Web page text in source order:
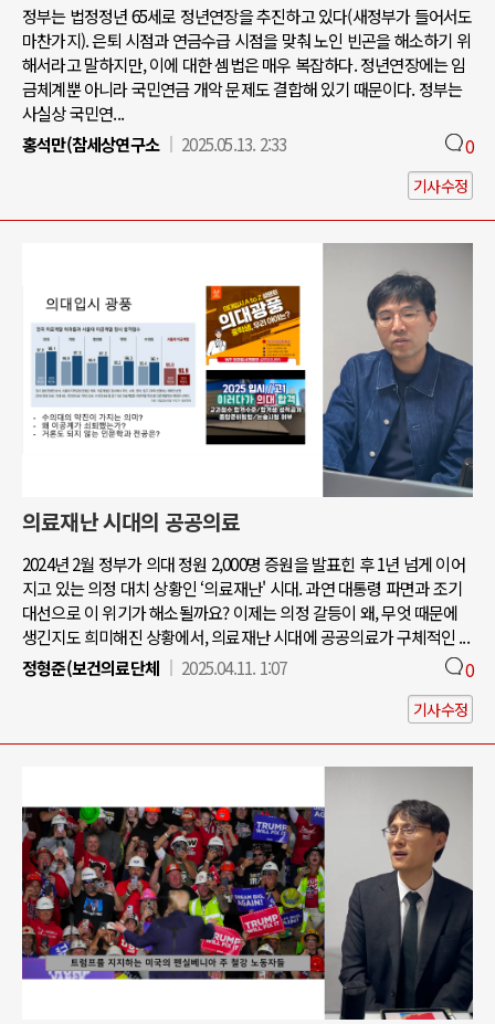
정부는 법정정년 65세로 정년연장을 추진하고 있다(새정부가 들어서도
마찬가지). 은퇴 시점과 연금수급 시점을 맞춰 노인 빈곤을 해소하기 위
해서라고 말하지만, 이에 대한 셈법은 매우 복잡하다. 정년연장에는 임
금체계뿐 아니라 국민연금 개악 문제도 결합해 있기 때문이다. 정부는
사실상 국민연...
홍석만(참세상연구소
2025.05.13. 2:33 0
기사수정
의료재난 시대의 공공의료
2024년 2월 정부가 의대 정원 2,000명 증원을 발표힌 후 1년 넘게 이어
지고 있는 의정 대치 상황인 ‘의료재난' 시대. 과연 대통령 파면과 조기
대선으로 이 위기가 해소될까요? 이제는 의정 갈등이 왜, 무엇 때문에
생긴지도 희미해진 상황에서, 의료재난 시대에 공공의료가 구체적인 ...
정형준(보건의료단체
2025.04.11. 1:07 0
기사수정